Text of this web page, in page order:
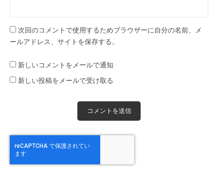
次回のコメントで使用するためブラウザーに自分の名前、メ
ールアドレス、サイトを保存する。
新しいコメントをメールで通知
新しい投稿をメールで受け取る